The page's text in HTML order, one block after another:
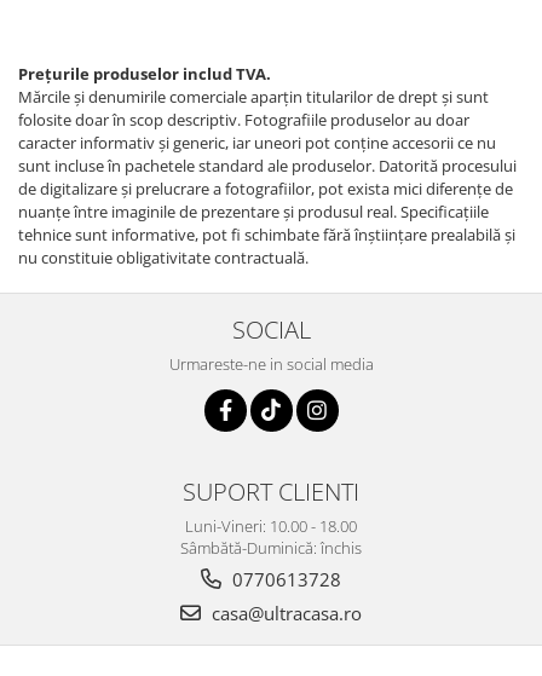
Prețurile produselor includ TVA.
Mărcile și denumirile comerciale aparțin titularilor de drept şi sunt
folosite doar în scop descriptiv. Fotografiile produselor au doar
caracter informativ şi generic, iar uneori pot conţine accesorii ce nu
sunt incluse în pachetele standard ale produselor. Datorită procesului
de digitalizare și prelucrare a fotografiilor, pot exista mici diferențe de
nuanțe între imaginile de prezentare și produsul real. Specificaţiile
tehnice sunt informative, pot fi schimbate fără înştiinţare prealabilă şi
nu constituie obligativitate contractuală.
SOCIAL
Urmareste-ne in social media
SUPORT CLIENTI
Luni-Vineri: 10.00 - 18.00
Sâmbătă-Duminică: închis
0770613728
casa@ultracasa.ro